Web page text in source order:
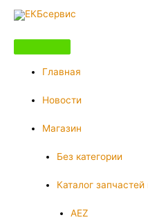
Перейти
содержимому
Главная
Новости
Магазин
Без категории
Каталог
AEZ